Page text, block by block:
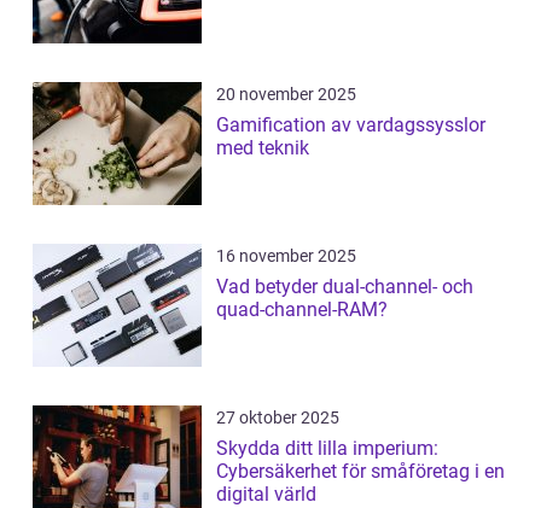
20 november 2025
Gamification av vardagssysslor
med teknik
16 november 2025
Vad betyder dual-channel- och
quad-channel-RAM?
27 oktober 2025
Skydda ditt lilla imperium:
Cybersäkerhet för småföretag i en
digital värld